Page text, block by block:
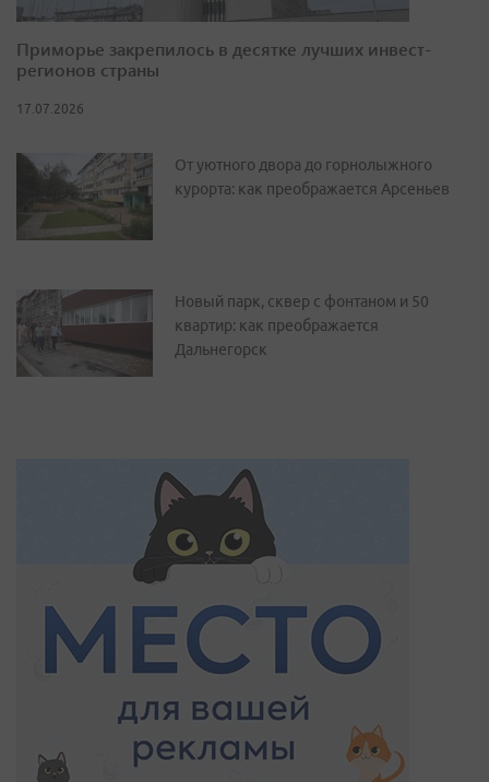
Приморье закрепилось в десятке лучших инвест-
регионов страны
17.07.2026
От уютного двора до горнолыжного
курорта: как преображается Арсеньев
Новый парк, сквер с фонтаном и 50
квартир: как преображается
Дальнегорск